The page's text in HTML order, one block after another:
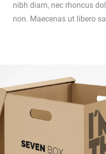
nibh diam, nec rhoncus
non. Maecenas ut libero